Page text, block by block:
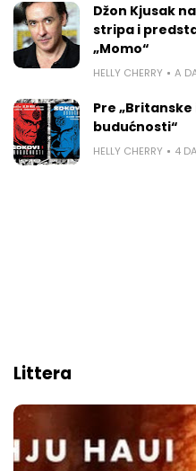
Džon Kjusak
stripa i
„Momo“
HELLY CHERRY A
Pre „Britanske
budućnosti“
HELLY CHERRY 4
Littera